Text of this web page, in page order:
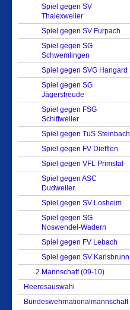
Spiel gegen SV
Thalexweiler
Spiel gegen SV Furpach
Spiel gegen SG
Schwemlingen
Spiel gegen SVG Hangard
Spiel gegen SG
Jägersfreude
Spiel gegen FSG
Schiffweiler
Spiel gegen TuS Steinbach
Spiel gegen FV Diefflen
Spiel gegen VFL Primstal
Spiel gegen ASC
Dudweiler
Spiel gegen SV Losheim
Spiel gegen SG
Noswendel-Wadern
Spiel gegen FV Lebach
Spiel gegen SV Karlsbrunn
2 Mannschaft (09-10)
Heeresauswahl
Bundeswehrnationalmannschaft